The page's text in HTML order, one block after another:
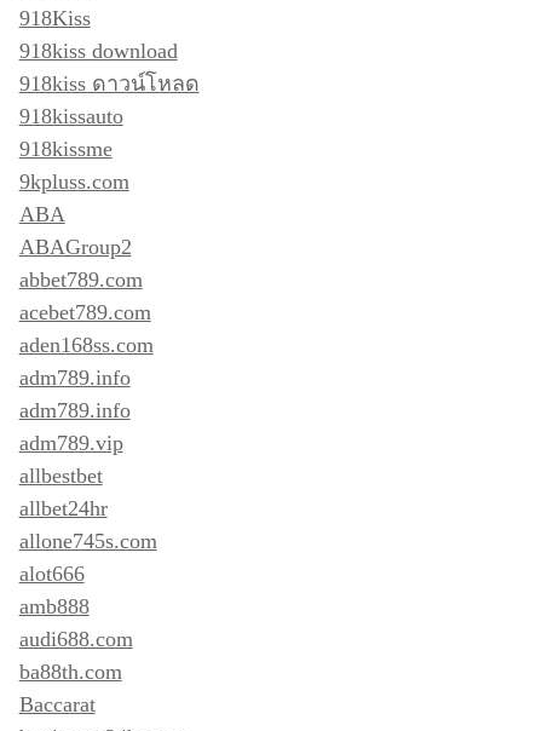
918Kiss
918kiss download
918kiss ดาวน์โหลด
918kissauto
918kissme
9kpluss.com
ABA
ABAGroup2
abbet789.com
acebet789.com
aden168ss.com
adm789.info
adm789.info
adm789.vip
allbestbet
allbet24hr
allone745s.com
alot666
amb888
audi688.com
ba88th.com
Baccarat